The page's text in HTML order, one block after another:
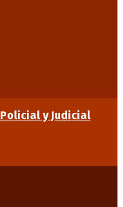
Policial y Judicial